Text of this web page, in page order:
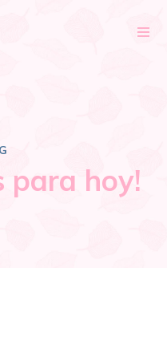
para hoy!